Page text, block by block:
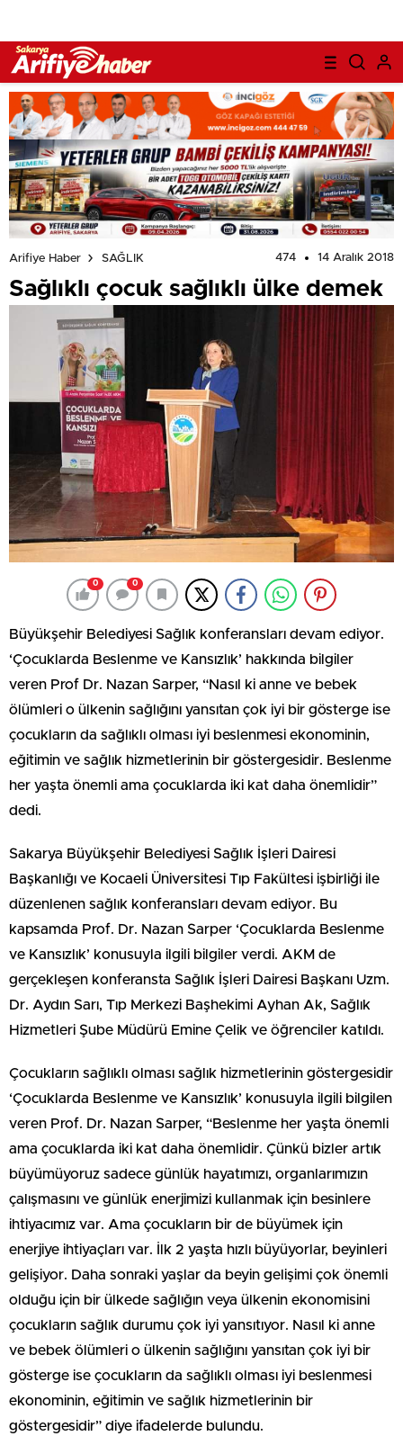
Arifiye Haber SAĞLIK 474 14 Aralık 2018
Sağlıklı çocuk sağlıklı ülke demek
0 0
Büyükşehir Belediyesi Sağlık konferansları devam ediyor.
‘Çocuklarda Beslenme ve Kansızlık’ hakkında bilgiler
veren Prof Dr. Nazan Sarper, “Nasıl ki anne ve bebek
ölümleri o ülkenin sağlığını yansıtan çok iyi bir gösterge ise
çocukların da sağlıklı olması iyi beslenmesi ekonominin,
eğitimin ve sağlık hizmetlerinin bir göstergesidir. Beslenme
her yaşta önemli ama çocuklarda iki kat daha önemlidir”
dedi.
Sakarya Büyükşehir Belediyesi Sağlık İşleri Dairesi
Başkanlığı ve Kocaeli Üniversitesi Tıp Fakültesi işbirliği ile
düzenlenen sağlık konferansları devam ediyor. Bu
kapsamda Prof. Dr. Nazan Sarper ‘Çocuklarda Beslenme
ve Kansızlık’ konusuyla ilgili bilgiler verdi. AKM de
gerçekleşen konferansta Sağlık İşleri Dairesi Başkanı Uzm.
Dr. Aydın Sarı, Tıp Merkezi Başhekimi Ayhan Ak, Sağlık
Hizmetleri Şube Müdürü Emine Çelik ve öğrenciler katıldı.
Çocukların sağlıklı olması sağlık hizmetlerinin göstergesidir
‘Çocuklarda Beslenme ve Kansızlık’ konusuyla ilgili bilgilen
veren Prof. Dr. Nazan Sarper, “Beslenme her yaşta önemli
ama çocuklarda iki kat daha önemlidir. Çünkü bizler artık
büyümüyoruz sadece günlük hayatımızı, organlarımızın
çalışmasını ve günlük enerjimizi kullanmak için besinlere
ihtiyacımız var. Ama çocukların bir de büyümek için
enerjiye ihtiyaçları var. İlk 2 yaşta hızlı büyüyorlar, beyinleri
gelişiyor. Daha sonraki yaşlar da beyin gelişimi çok önemli
olduğu için bir ülkede sağlığın veya ülkenin ekonomisini
çocukların sağlık durumu çok iyi yansıtıyor. Nasıl ki anne
ve bebek ölümleri o ülkenin sağlığını yansıtan çok iyi bir
gösterge ise çocukların da sağlıklı olması iyi beslenmesi
ekonominin, eğitimin ve sağlık hizmetlerinin bir
göstergesidir” diye ifadelerde bulundu.